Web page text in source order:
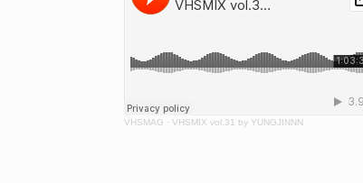
VHSMAG · VHSMIX vol.31 by YUNGJINNN